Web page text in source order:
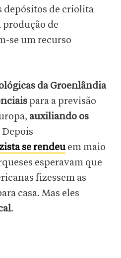
depósitos de criolita
produção de
se um recurso
da Groenlândia
para a previsão
auxiliando os
Depois
se rendeuem maio
esperavam que
fizessem as
casa. Mas eles
.